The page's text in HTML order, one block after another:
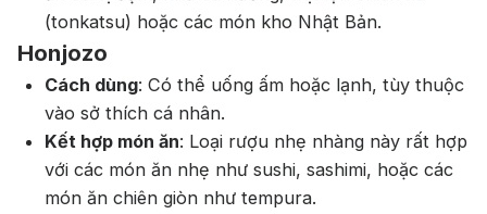
(tonkatsu) hoặc các món kho Nhật Bản.
Honjozo
Cách dùng: Có thể uống ấm hoặc lạnh, tùy thuộc
vào sở thích cá nhân.
Kết hợp món ăn: Loại rượu nhẹ nhàng này rất hợp
với các món ăn nhẹ như sushi, sashimi, hoặc các
món ăn chiên giòn như tempura.